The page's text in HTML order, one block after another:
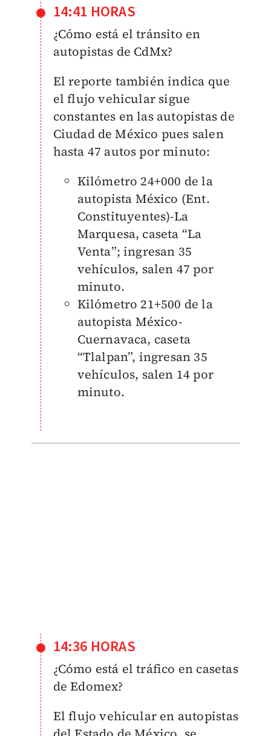
14:41 HORAS
¿Cómo está el tránsito en
autopistas de CdMx?
El reporte también indica que
el flujo vehicular sigue
constantes en las autopistas de
Ciudad de México pues salen
hasta 47 autos por minuto:
Kilómetro 24+000 de la
autopista México (Ent.
Constituyentes)-La
Marquesa, caseta “La
Venta”; ingresan 35
vehículos, salen 47 por
minuto.
Kilómetro 21+500 de la
autopista México-
Cuernavaca, caseta
“Tlalpan”, ingresan 35
vehículos, salen 14 por
minuto.
14:36 HORAS
¿Cómo está el tráfico en casetas
de Edomex?
El flujo vehicular en autopistas